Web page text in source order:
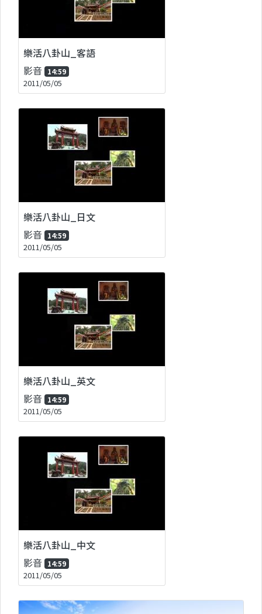
樂活八卦山_客語
影音 14:59
2011/05/05
樂活八卦山_日文
影音 14:59
2011/05/05
樂活八卦山_英文
影音 14:59
2011/05/05
樂活八卦山_中文
影音 14:59
2011/05/05